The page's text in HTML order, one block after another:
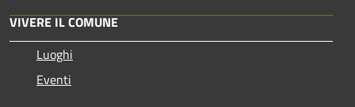
VIVERE IL COMUNE
Luoghi
Eventi